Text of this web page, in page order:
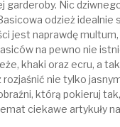
Nic
odzież idealnie
jest naprawdę
na pewno nie
khaki oraz ecru, a
nie tylko
którą pokieruj tak,
ciekawe artykuły